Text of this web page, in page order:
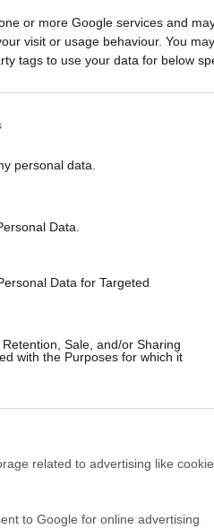
or more Google services and
visit or usage behaviour. You
tags to use your data for below
personal data.
Data.
Data for Targeted
Sale, and/or Sharing
with the Purposes for which it
related to advertising like
to Google for online advertising
és kötött sapka
a Ceetrus Kft. Az egyesület
életre nevelő, illetve